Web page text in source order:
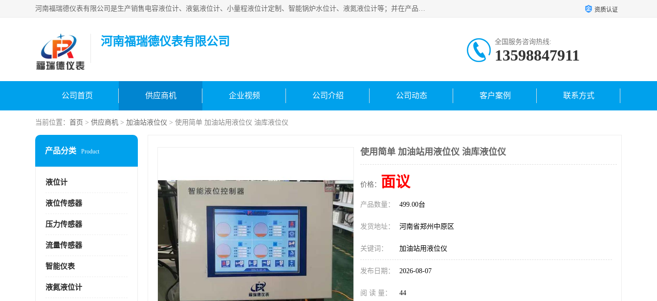
河南福瑞德仪表有限公司是生产销售电容液位计、液氨液位计、小量程液位计定制、智能锅炉水位计、液氮液位计等；并在产品开发、研制的过程中，吸取国内外仪器仪表的技术精华，建立了一支高、精、尖的科研开发队伍，使产品性能不断升级。 资质认证
河南福瑞德仪表有限公司 全国服务咨询热线:
13598847911
公司首页 供应商机 企业视频 公司介绍 公司动态 客户案例 联系方式
当前位置： 首页 > 供应商机 > 加油站液位仪 > 使用简单 加油站用液位仪 油库液位仪
产品分类 Product
液位计
液位传感器
压力传感器
流量传感器
智能仪表
液氮液位计
使用简单 加油站用液位仪 油库液位仪
价格： 面议
产品数量： 499.00台
发货地址： 河南省郑州中原区
关键词： 加油站用液位仪
发布日期： 2026-08-07
阅 读 量： 44